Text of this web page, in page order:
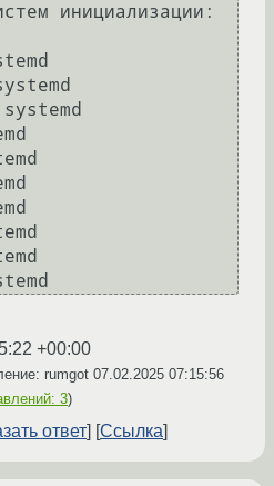
инициализации:
+00:00
rumgot 07.02.2025 07:15:56
3)
ответ Ссылка